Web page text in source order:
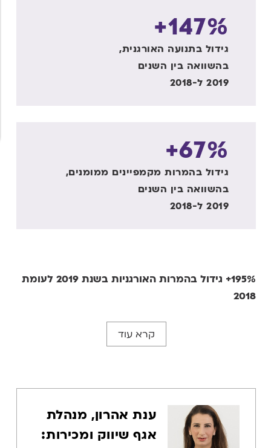
147%+
גידול בתנועה האורגנית,
בהשוואה בין השנים
2019 ל-2018
67%+
גידול בהמרות מקמפיינים ממומנים,
בהשוואה בין השנים
2019 ל-2018
195%+ גידול בהמרות האורגניות בשנת 2019 לעומת
2018
קרא עוד
ענת אהרון, מנהלת
אגף שיווק ומכירות: